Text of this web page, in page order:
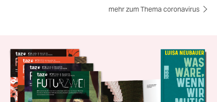
mehr zum Thema coronavirus